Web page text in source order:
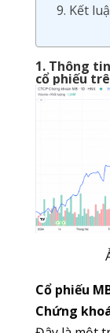
9. Kết
1. Thông
cổ phiếu
Cổ phiếu
Chứng